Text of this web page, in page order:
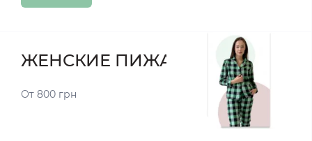
ЖЕНСКИЕ ПИЖАМЫ
От 800 грн